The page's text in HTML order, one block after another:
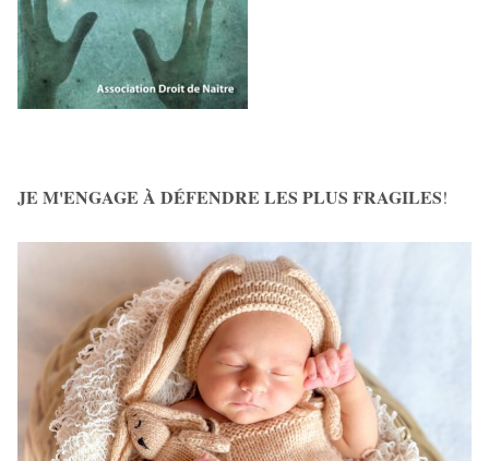
JE M'ENGAGE À DÉFENDRE LES PLUS FRAGILES!